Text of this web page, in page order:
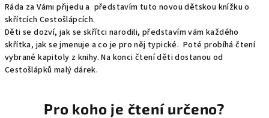
Ráda za Vámi přijedu a představím tuto novou dětskou knížku o
skřítcích Cestošlápcích.
Děti se dozví, jak se skřítci narodili, představím vám každého
skřítka, jak se jmenuje a co je pro něj typické. Poté probíhá čtení
vybrané kapitoly z knihy. Na konci čtení děti dostanou od
Cestošlápků malý dárek.
Pro koho je čtení určeno?